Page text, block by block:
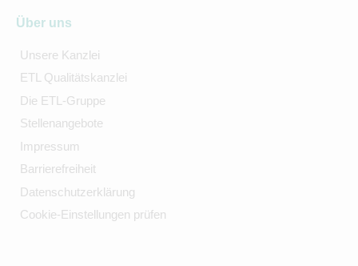
Über uns
Unsere Kanzlei
ETL Qualitätskanzlei
Die ETL-Gruppe
Stellenangebote
Impressum
Barrierefreiheit
Datenschutzerklärung
Cookie-Einstellungen prüfen